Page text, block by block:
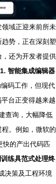
域正迎来前所未
势，正在深刻塑
还为开发者提供
1. 智能集成编辑器
码工作，但现代
台正变得越来越
查询，大幅降低
。例如，微软的
快的产出代码匹
练具范式处理终
决策及工程环境